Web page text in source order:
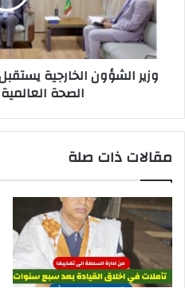
وزير الشؤون الخارجية
الصحة
مقالات ذات صلة